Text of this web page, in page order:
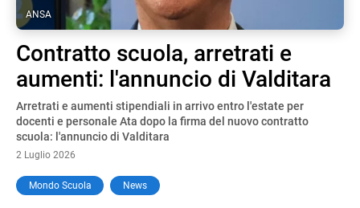
ANSA
Contratto scuola, arretrati e
aumenti: l'annuncio di Valditara
Arretrati e aumenti stipendiali in arrivo entro l'estate per
docenti e personale Ata dopo la firma del nuovo contratto
scuola: l'annuncio di Valditara
2 Luglio 2026
Mondo Scuola News